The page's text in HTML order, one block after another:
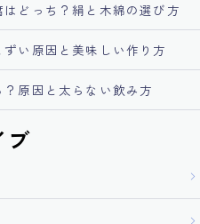
はどっち？絹と木綿の選び方
ずい原因と美味しい作り方
原因と太らない飲み方
ブ